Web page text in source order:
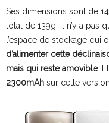
Ses dimensions sont de
total de 139g. Il n’y a pas
l’espace de stockage qui
d’alimenter cette
mais qui reste amovible.
2300mAh sur cette